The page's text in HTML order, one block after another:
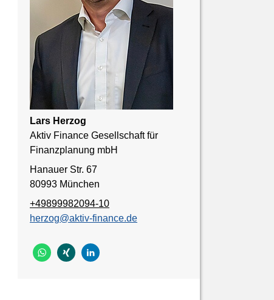
Lars Herzog
Aktiv Finance Gesellschaft für
Finanzplanung mbH
Hanauer Str. 67
80993 München
+49899982094-10
herzog@aktiv-finance.de